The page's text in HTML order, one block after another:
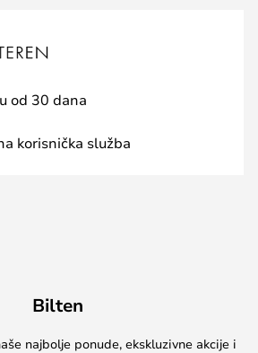
od 30 dana
korisnička služba
Bilten
najbolje ponude, ekskluzivne akcije i